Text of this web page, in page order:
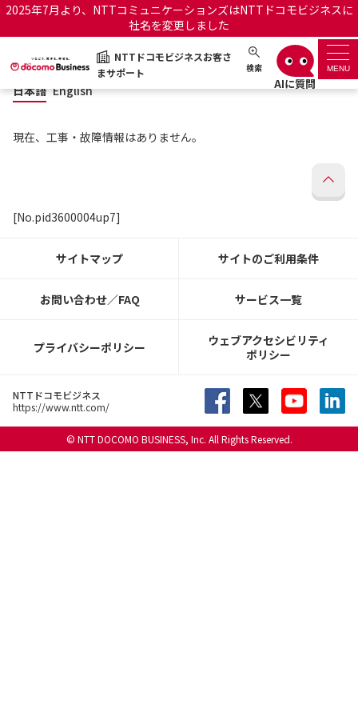
2025年7月より、NTTコミュニケーションズはNTTドコモビジネスに
社名を変更しました
NTTドコモビジネスお客さ
まサポート
検索 MENU
NTTドコモビジネスお客さまサポート 日本語 English
サポートトップ
サービス名から探す
日本語 English
現在、工事・故障情報はありません。
[No.pid3600004up7]
サイトマップ サイトのご利用条件
お問い合わせ／FAQ サービス一覧
プライバシーポリシー
ウェブアクセシビリティ
ポリシー
NTTドコモビジネス
https://www.ntt.com/
© NTT DOCOMO BUSINESS, Inc. All Rights Reserved.